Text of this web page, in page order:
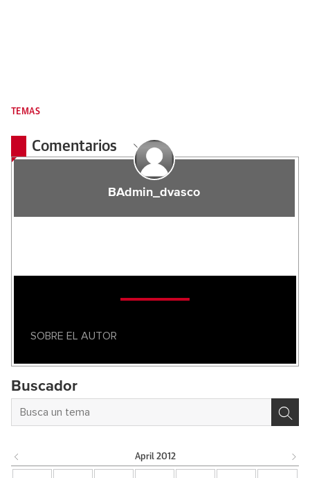
TEMAS
Comentarios
BAdmin_dvasco
SOBRE EL AUTOR
Buscador
April 2012